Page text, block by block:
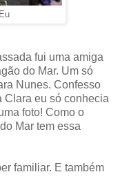
fui uma amiga
do Mar. Um só
Nunes. Confesso
Clara eu só conhecia
foto! Como o
Mar tem essa
familiar. E também